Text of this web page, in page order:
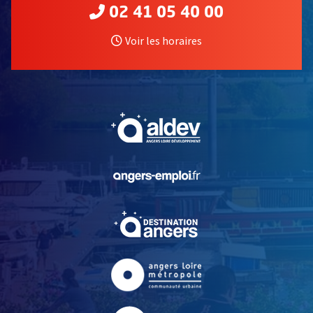
02 41 05 40 00
Voir les horaires
, Ouvre une nouvelle
, Ouvre une nouvelle